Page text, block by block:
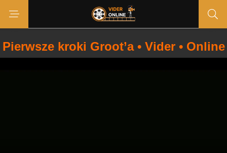
Pierwsze kroki Groot’a • Vider • Online